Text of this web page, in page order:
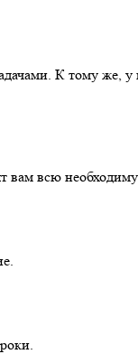
К тому же, у
вам всю